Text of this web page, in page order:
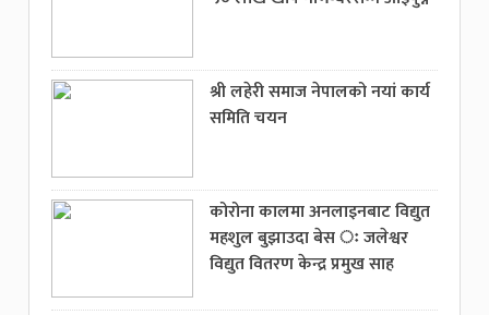
श्री लहेरी समाज नेपालको नयां कार्य
समिति चयन
कोरोना कालमा अनलाइनबाट विद्युत
महशुल बुझाउदा बेस ः जलेश्वर
विद्युत वितरण केन्द्र प्रमुख साह